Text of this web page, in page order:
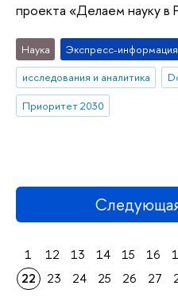
проекта «Делаем науку в
Наука Экспресс-информация
исследования и аналитика
Приоритет 2030
1 12 13 14 15 16
22
23 24 25 26 27